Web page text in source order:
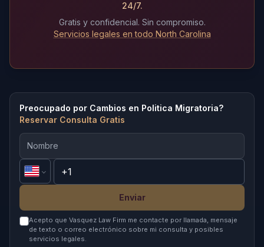
24/7.
Gratis y confidencial. Sin compromiso.
Servicios legales en todo North Carolina
Preocupado por Cambios en Politica Migratoria?
Reservar Consulta Gratis
Enviar
Acepto que Vasquez Law Firm me contacte por llamada, mensaje
de texto o correo electrónico sobre mi consulta y posibles
servicios legales.